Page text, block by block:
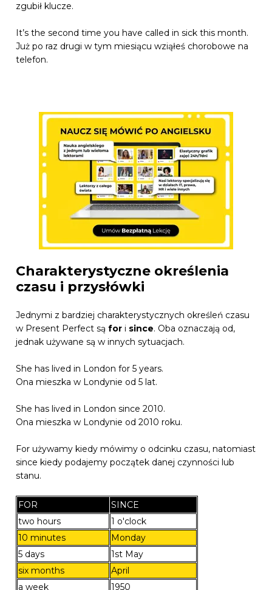
Charakterystyczne określenia
czasu i przysłówki
Jednymi z bardziej charakterystycznych określeń czasu
w Present Perfect są for i since. Oba oznaczają od,
jednak używane są w innych sytuacjach.
She has lived in London for 5 years.
Ona mieszka w Londynie od 5 lat.
She has lived in London since 2010.
Ona mieszka w Londynie od 2010 roku.
For używamy kiedy mówimy o odcinku czasu, natomiast
since kiedy podajemy początek danej czynności lub
stanu.
FOR
SINCE
two hours
1 o'clock
10 minutes
Monday
5 days
1st May
six months
April
a week
1950
zgubił klucze.
It’s the second time you have called in sick this month.
Już po raz drugi w tym miesiącu wziąłeś chorobowe na
telefon.